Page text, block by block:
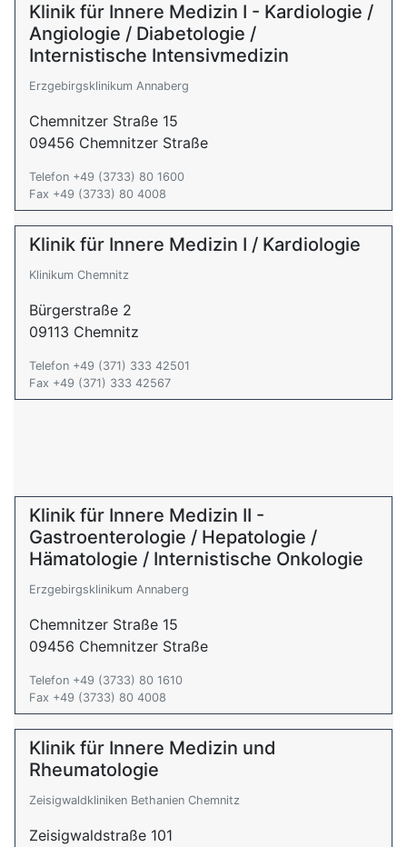
Klinik für Innere Medizin I - Kardiologie /
Angiologie / Diabetologie /
Internistische Intensivmedizin
Erzgebirgsklinikum Annaberg
Chemnitzer Straße 15
09456 Chemnitzer Straße
Telefon +49 (3733) 80 1600
Fax +49 (3733) 80 4008
Klinik für Innere Medizin I / Kardiologie
Klinikum Chemnitz
Bürgerstraße 2
09113 Chemnitz
Telefon +49 (371) 333 42501
Fax +49 (371) 333 42567
Klinik für Innere Medizin II -
Gastroenterologie / Hepatologie /
Hämatologie / Internistische Onkologie
Erzgebirgsklinikum Annaberg
Chemnitzer Straße 15
09456 Chemnitzer Straße
Telefon +49 (3733) 80 1610
Fax +49 (3733) 80 4008
Klinik für Innere Medizin und
Rheumatologie
Zeisigwaldkliniken Bethanien Chemnitz
Zeisigwaldstraße 101